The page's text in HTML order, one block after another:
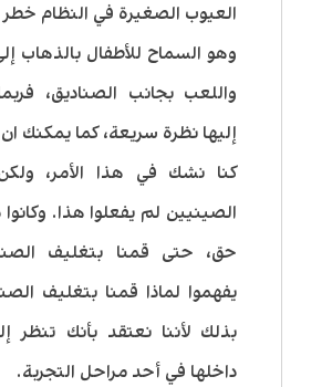
العيوب الصغيرة في النظام خطر
وهو السماح للأطفال بالذهاب
واللعب بجانب الصناديق،
إليها نظرة سريعة، كما يمكنك
كنا نشك في هذا الأمر، ولكن
الصينيين لم يفعلوا هذا. وكانوا
حق، حتى قمنا بتغليف
يفهموا لماذا قمنا بتغليف
بذلك لأننا نعتقد بأنك تنظر
داخلها في أحد مراحل التجربة.